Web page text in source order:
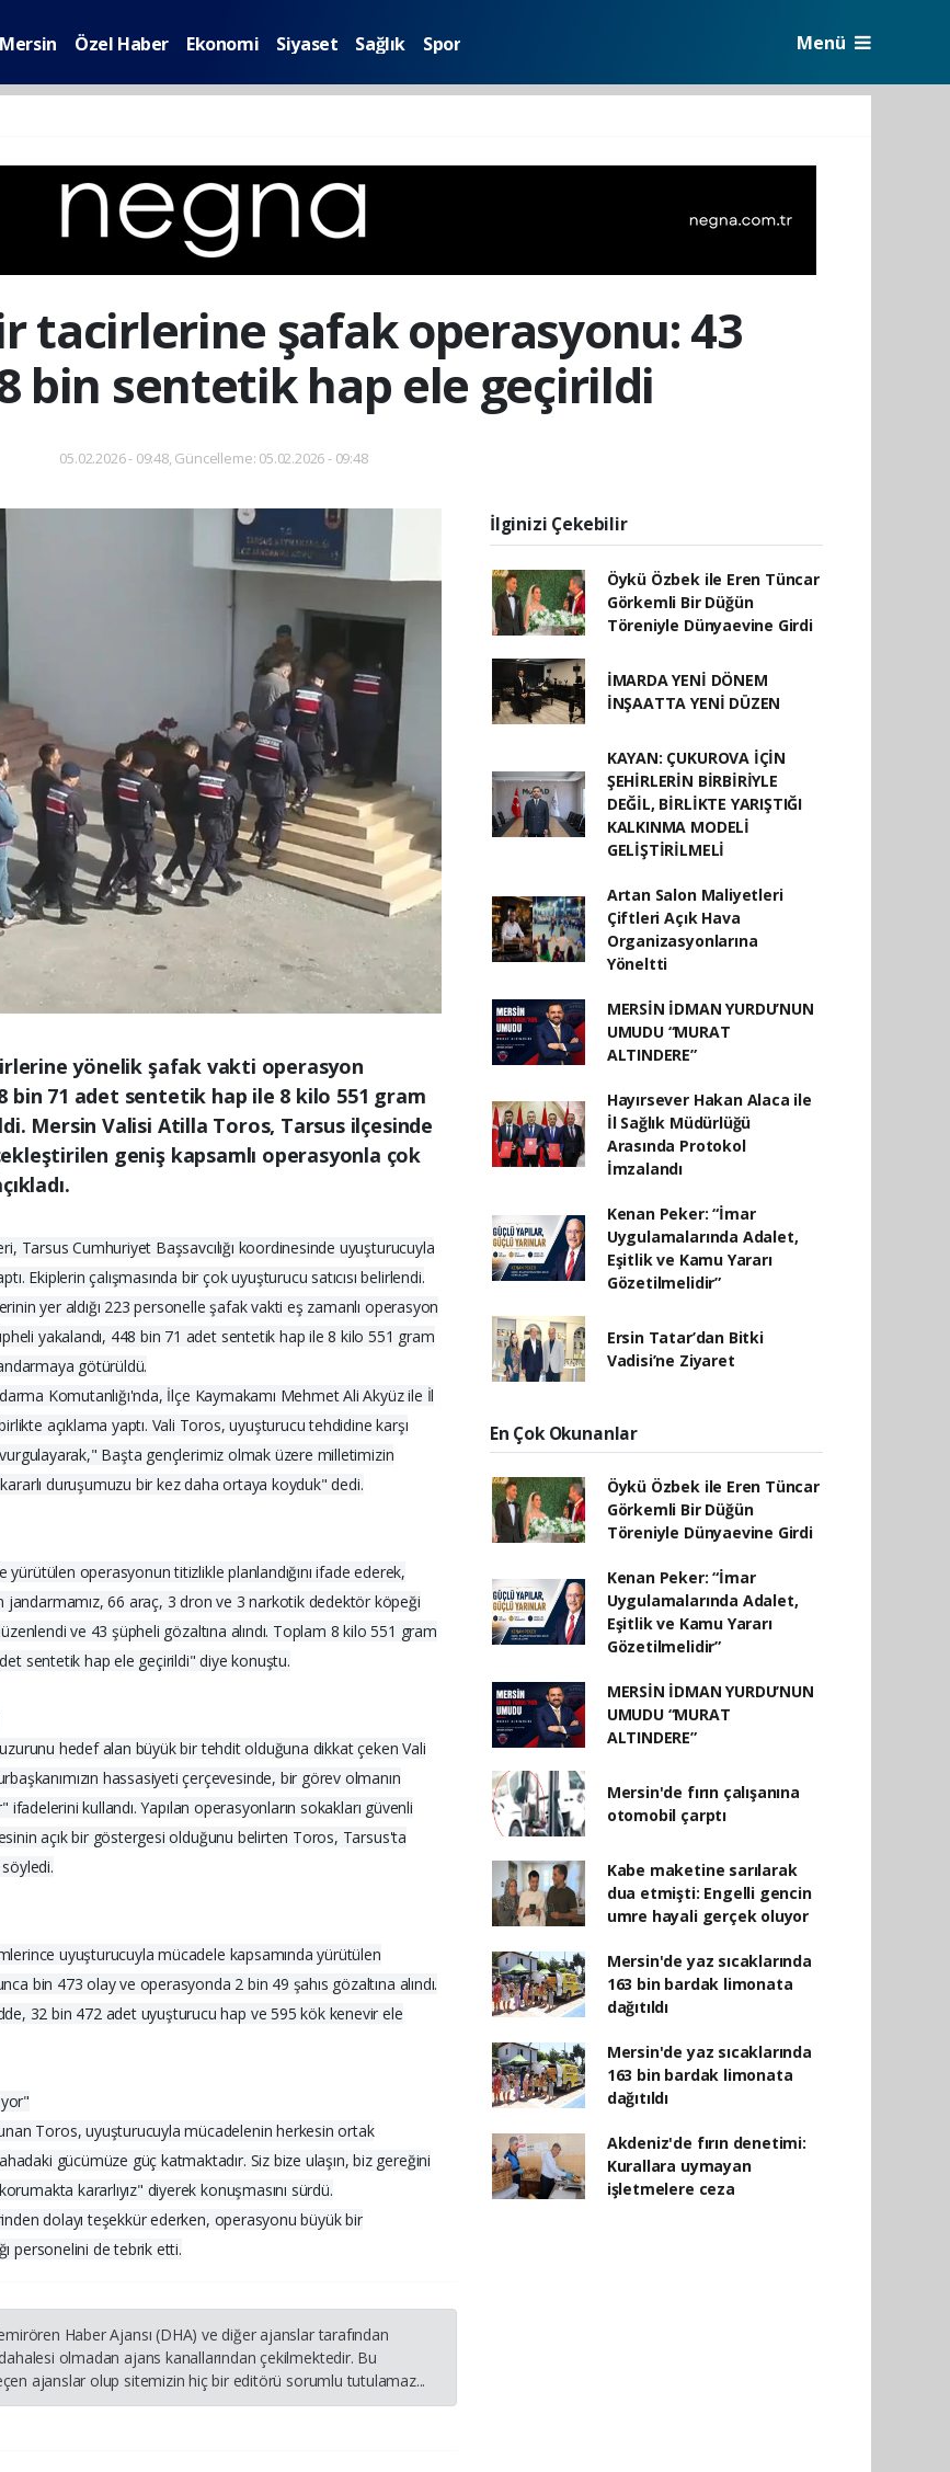
Mersin Özel Haber Ekonomi Siyaset Sağlık Spor Menü
tacirlerine şafak operasyonu: 43
bin sentetik hap ele geçirildi
05.02.2026 - 09:48, Güncelleme: 05.02.2026 - 09:48
yönelik şafak vakti operasyon
bin 71 adet sentetik hap ile 8 kilo 551 gram
Mersin Valisi Atilla Toros, Tarsus ilçesinde
geniş kapsamlı operasyonla çok
Tarsus Cumhuriyet Başsavcılığı koordinesinde uyuşturucuyla
Ekiplerin çalışmasında bir çok uyuşturucu satıcısı belirlendi.
yer aldığı 223 personelle şafak vakti eş zamanlı operasyon
yakalandı, 448 bin 71 adet sentetik hap ile 8 kilo 551 gram
götürüldü.
Komutanlığı'nda, İlçe Kaymakamı Mehmet Ali Akyüz ile İl
açıklama yaptı. Vali Toros, uyuşturucu tehdidine karşı
Başta gençlerimiz olmak üzere milletimizin
duruşumuzu bir kez daha ortaya koyduk" dedi.
operasyonun titizlikle planlandığını ifade ederek,
66 araç, 3 dron ve 3 narkotik dedektör köpeği
ve 43 şüpheli gözaltına alındı. Toplam 8 kilo 551 gram
sentetik hap ele geçirildi" diye konuştu.
hedef alan büyük bir tehdit olduğuna dikkat çeken Vali
hassasiyeti çerçevesinde, bir görev olmanın
kullandı. Yapılan operasyonların sokakları güvenli
açık bir göstergesi olduğunu belirten Toros, Tarsus'ta
söyledi.
uyuşturucuyla mücadele kapsamında yürütülen
bin 473 olay ve operasyonda 2 bin 49 şahıs gözaltına alındı.
32 bin 472 adet uyuşturucu hap ve 595 kök kenevir ele
Toros, uyuşturucuyla mücadelenin herkesin ortak
gücümüze güç katmaktadır. Siz bize ulaşın, biz gereğini
kararlıyız" diyerek konuşmasını sürdü.
dolayı teşekkür ederken, operasyonu büyük bir
personelini de tebrik etti.
Haber Ajansı (DHA) ve diğer ajanslar tarafından
olmadan ajans kanallarından çekilmektedir. Bu
ajanslar olup sitemizin hiç bir editörü sorumlu tutulamaz...
İlginizi Çekebilir
Öykü Özbek ile Eren Tüncar
Görkemli Bir Düğün
Töreniyle Dünyaevine Girdi
İMARDA YENİ DÖNEM
İNŞAATTA YENİ DÜZEN
KAYAN: ÇUKUROVA İÇİN
ŞEHİRLERİN BİRBİRİYLE
DEĞİL, BİRLİKTE YARIŞTIĞI
KALKINMA MODELİ
GELİŞTİRİLMELİ
Artan Salon Maliyetleri
Çiftleri Açık Hava
Organizasyonlarına
Yöneltti
MERSİN İDMAN YURDU’NUN
UMUDU “MURAT
ALTINDERE”
Hayırsever Hakan Alaca ile
İl Sağlık Müdürlüğü
Arasında Protokol
İmzalandı
Kenan Peker: “İmar
Uygulamalarında Adalet,
Eşitlik ve Kamu Yararı
Gözetilmelidir”
Ersin Tatar’dan Bitki
Vadisi’ne Ziyaret
En Çok Okunanlar
Öykü Özbek ile Eren Tüncar
Görkemli Bir Düğün
Töreniyle Dünyaevine Girdi
Kenan Peker: “İmar
Uygulamalarında Adalet,
Eşitlik ve Kamu Yararı
Gözetilmelidir”
MERSİN İDMAN YURDU’NUN
UMUDU “MURAT
ALTINDERE”
Mersin'de fırın çalışanına
otomobil çarptı
Kabe maketine sarılarak
dua etmişti: Engelli gencin
umre hayali gerçek oluyor
Mersin'de yaz sıcaklarında
163 bin bardak limonata
dağıtıldı
Mersin'de yaz sıcaklarında
163 bin bardak limonata
dağıtıldı
Akdeniz'de fırın denetimi:
Kurallara uymayan
işletmelere ceza